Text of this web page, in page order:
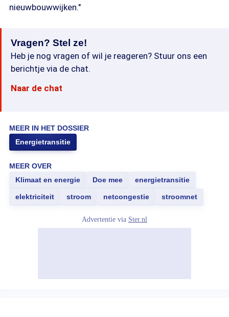
nieuwbouwwijken."
Vragen? Stel ze!
Heb je nog vragen of wil je reageren? Stuur ons een
berichtje via de chat.
Naar de chat
MEER IN HET DOSSIER
Energietransitie
MEER OVER
Klimaat en energie
Doe mee energietransitie
elektriciteit stroom netcongestie stroomnet
Advertentie via Ster.nl